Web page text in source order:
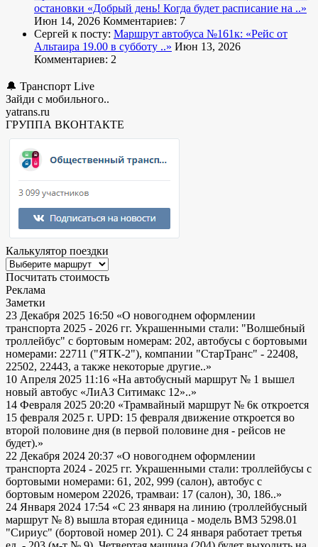
остановки «Добрый день! Когда будет расписание на ..»
Июн 14, 2026 Комментариев: 7
Сергей к посту: Маршрут автобуса №161к: «Рейс от
Альтаира 19.00 в субботу ..» Июн 13, 2026
Комментариев: 2
🔔 Транспорт Live
Зайди с мобильного..
yatrans.ru
ГРУППА ВКОНТАКТЕ
Калькулятор поездки
Посчитать стоимость
Реклама
Заметки
23 Декабря 2025 16:50 «О новогоднем оформлении
транспорта 2025 - 2026 гг. Украшенными стали: "Волшебный
троллейбус" с бортовым номерам: 202, автобусы с бортовыми
номерами: 22711 ("ЯТК-2"), компании "СтарТранс" - 22408,
22502, 22443, а также некоторые другие..»
10 Апреля 2025 11:16 «На автобусный маршрут № 1 вышел
новый автобус «ЛиАЗ Ситимакс 12»..»
14 Февраля 2025 20:20 «Трамвайный маршрут № 6к откроется
15 февраля 2025 г. UPD: 15 февраля движение откроется во
второй половине дня (в первой половине дня - рейсов не
будет).»
22 Декабря 2024 20:37 «О новогоднем оформлении
транспорта 2024 - 2025 гг. Украшенными стали: троллейбусы с
бортовыми номерами: 61, 202, 999 (салон), автобус с
бортовым номером 22026, трамваи: 17 (салон), 30, 186..»
24 Января 2024 17:54 «С 23 января на линию (троллейбусный
маршрут № 8) вышла вторая единица - модель ВМЗ 5298.01
"Сириус" (бортовой номер 201). С 24 января работает третья